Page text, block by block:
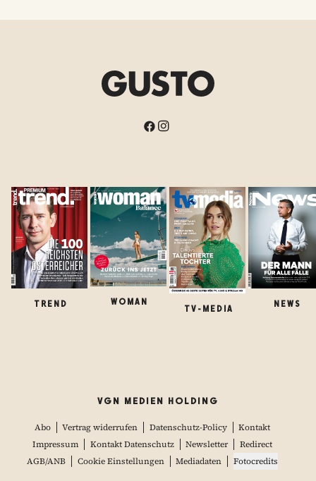
TREND WOMAN
TV-MEDIA
NEWS
VGN MEDIEN HOLDING
Abo Vertrag widerrufen Datenschutz-Policy
Kontakt
Impressum
Kontakt Datenschutz Newsletter
Redirect
AGB/ANB
Cookie Einstellungen Mediadaten Fotocredits